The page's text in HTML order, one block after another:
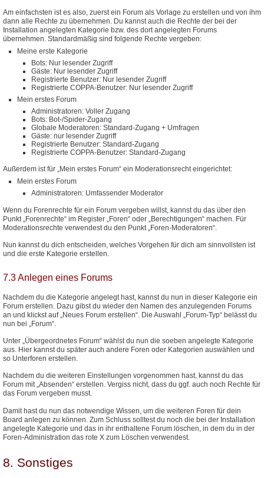
Am einfachsten ist es also, zuerst ein Forum als Vorlage zu erstellen und von ihm
dann alle Rechte zu übernehmen. Du kannst auch die Rechte der bei der
Installation angelegten Kategorie bzw. des dort angelegten Forums
übernehmen. Standardmäßig sind folgende Rechte vergeben:
Meine erste Kategorie
Bots: Nur lesender Zugriff
Gäste: Nur lesender Zugriff
Registrierte Benutzer: Nur lesender Zugriff
Registrierte COPPA-Benutzer: Nur lesender Zugriff
Mein erstes Forum
Administratoren: Voller Zugang
Bots: Bot-/Spider-Zugang
Globale Moderatoren: Standard-Zugang + Umfragen
Gäste: nur lesender Zugriff
Registrierte Benutzer: Standard-Zugang
Registrierte COPPA-Benutzer: Standard-Zugang
Außerdem ist für „Mein erstes Forum“ ein Moderationsrecht eingerichtet:
Mein erstes Forum
Administratoren: Umfassender Moderator
Wenn du Forenrechte für ein Forum vergeben willst, kannst du das über den
Punkt „Forenrechte“ im Register „Foren“ oder „Berechtigungen“ machen. Für
Moderationsrechte verwendest du den Punkt „Foren-Moderatoren“.
Nun kannst du dich entscheiden, welches Vorgehen für dich am sinnvollsten ist
und die erste Kategorie erstellen.
7.3 Anlegen eines Forums
Nachdem du die Kategorie angelegt hast, kannst du nun in dieser Kategorie ein
Forum erstellen. Dazu gibst du wieder den Namen des anzulegenden Forums
an und klickst auf „Neues Forum erstellen“. Die Auswahl „Forum-Typ“ belässt du
nun bei „Forum“.
Unter „Übergeordnetes Forum“ wählst du nun die soeben angelegte Kategorie
aus. Hier kannst du später auch andere Foren oder Kategorien auswählen und
so Unterforen erstellen.
Nachdem du die weiteren Einstellungen vorgenommen hast, kannst du das
Forum mit „Absenden“ erstellen. Vergiss nicht, dass du ggf. auch noch Rechte für
das Forum vergeben musst.
Damit hast du nun das notwendige Wissen, um die weiteren Foren für dein
Board anlegen zu können. Zum Schluss solltest du noch die bei der Installation
angelegte Kategorie und das in ihr enthaltene Forum löschen, in dem du in der
Foren-Administration das rote X zum Löschen verwendest.
8. Sonstiges